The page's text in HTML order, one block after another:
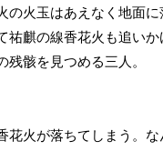
火玉はあえなく地面
麒の線香花火も追いか
骸を見つめる三人。
火が落ちてしまう。な